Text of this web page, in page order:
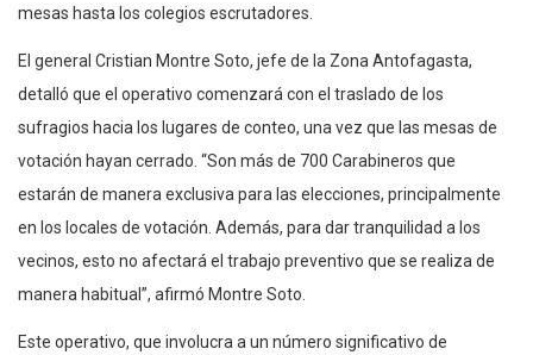
mesas hasta los colegios escrutadores.
El general Cristian Montre Soto, jefe de la Zona Antofagasta,
detalló que el operativo comenzará con el traslado de los
sufragios hacia los lugares de conteo, una vez que las mesas de
votación hayan cerrado. “Son más de 700 Carabineros que
estarán de manera exclusiva para las elecciones, principalmente
en los locales de votación. Además, para dar tranquilidad a los
vecinos, esto no afectará el trabajo preventivo que se realiza de
manera habitual”, afirmó Montre Soto.
Este operativo, que involucra a un número significativo de